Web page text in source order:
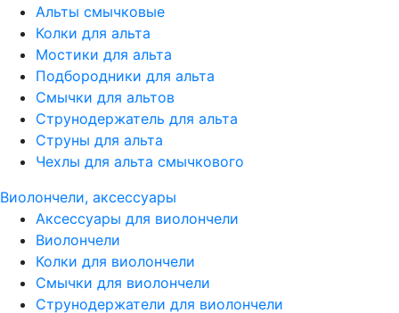
Альты смычковые
Колки для альта
Мостики для альта
Подбородники для альта
Смычки для альтов
Струнодержатель для альта
Струны для альта
Чехлы для альта смычкового
Виолончели, аксессуары
Аксессуары для виолончели
Виолончели
Колки для виолончели
Смычки для виолончели
Струнодержатели для виолончели